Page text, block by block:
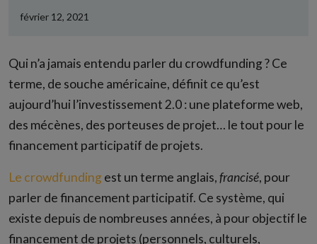
février 12, 2021
Qui n’a jamais entendu parler du crowdfunding ? Ce
terme, de souche américaine, définit ce qu’est
aujourd’hui l’investissement 2.0 : une plateforme web,
des mécènes, des porteuses de projet… le tout pour le
financement participatif de projets.
Le crowdfunding est un terme anglais,francisé, pour
parler de financement participatif. Ce système, qui
existe depuis de nombreuses années, à pour objectif le
financement de projets (personnels, culturels,